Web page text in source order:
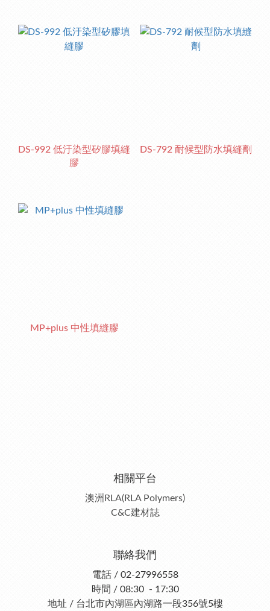
DS-992 低汙染型矽膠填縫
膠
DS-792 耐候型防水填縫劑
MP+plus 中性填縫膠
相關平台
澳洲RLA(RLA Polymers)
C&C建材誌
聯絡我們
電話 / 02-27996558
時間 / 08:30 - 17:30
地址 / 台北市內湖區內湖路一段356號5樓